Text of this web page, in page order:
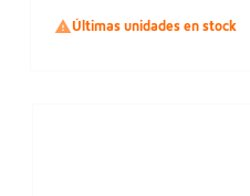
Últimas unidades en stock